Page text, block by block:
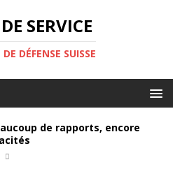
SERVICE
DÉFENSE SUISSE
de rapports, encore